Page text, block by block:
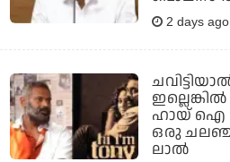
2 days ago
ഹായ് ഐ
ഒരു
ലാല്‍